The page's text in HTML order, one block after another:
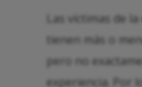
Las víctimas de
tienen más o
pero no
experiencia. Por